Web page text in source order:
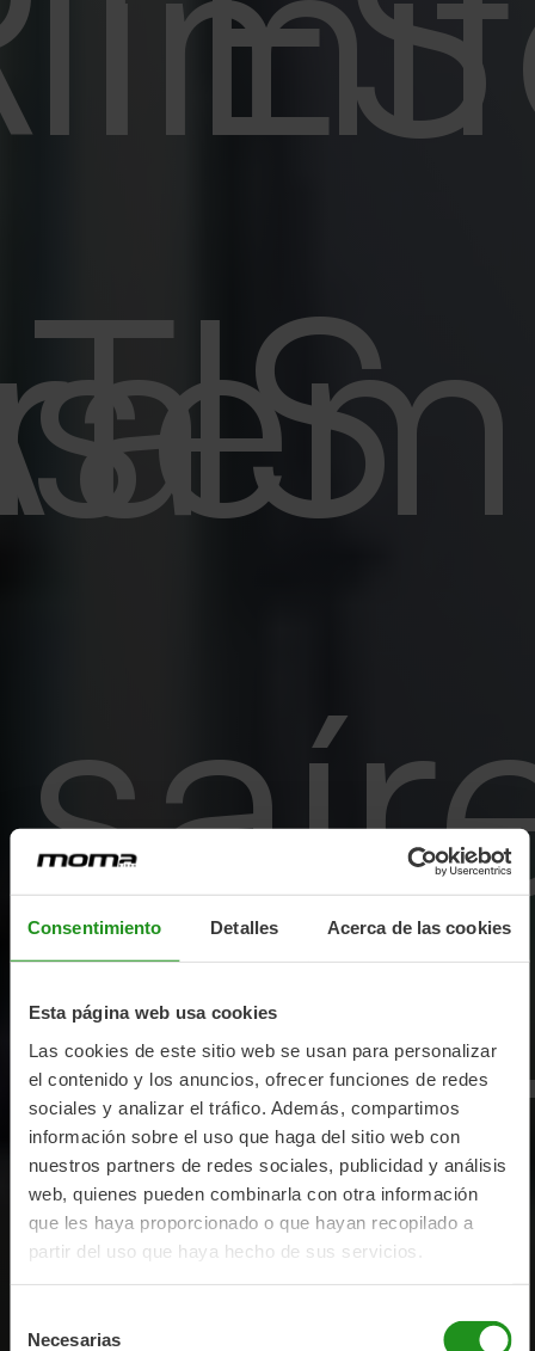
Consentimiento Detalles Acerca de las cookies
Esta página web usa cookies
Las cookies de este sitio web se usan para personalizar
el contenido y los anuncios, ofrecer funciones de redes
sociales y analizar el tráfico. Además, compartimos
información sobre el uso que haga del sitio web con
nuestros partners de redes sociales, publicidad y análisis
web, quienes pueden combinarla con otra información
que les haya proporcionado o que hayan recopilado a
partir del uso que haya hecho de sus servicios.
Necesarias
sem
de